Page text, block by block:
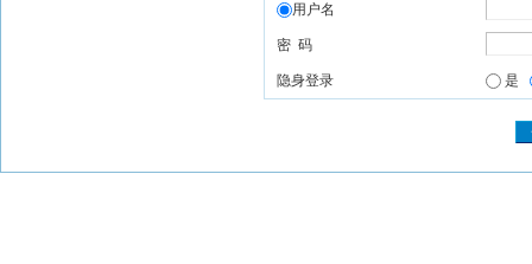
用户名
密 码
隐身登录 是